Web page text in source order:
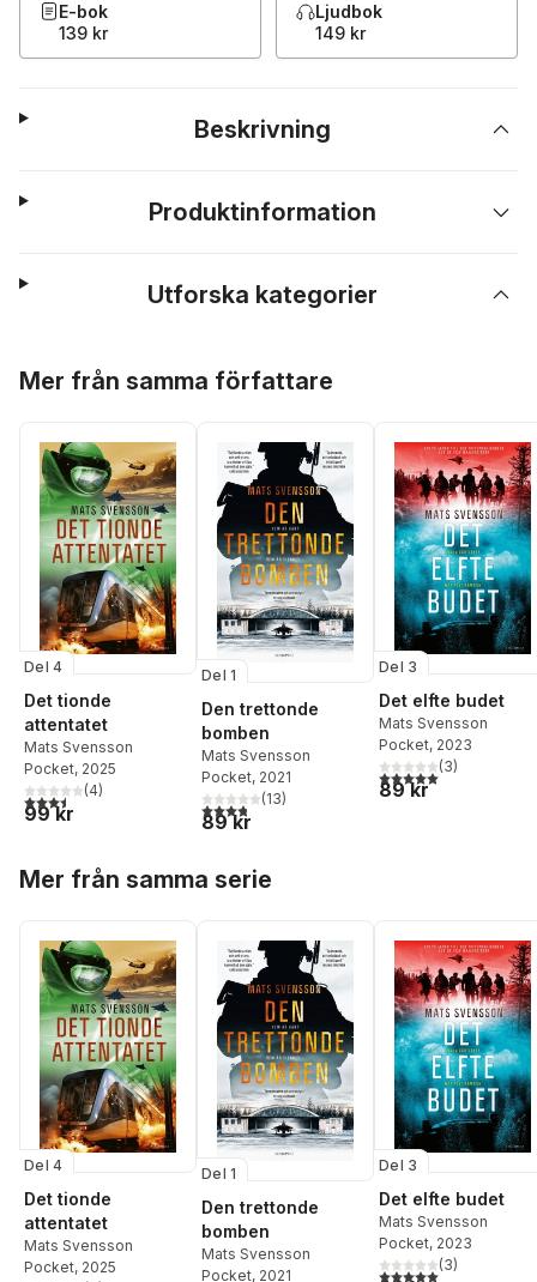
E-bok
139 kr
Ljudbok
149 kr
Beskrivning
Produktinformation
Utforska kategorier
Mer från samma författare
Del 4
Det tionde
attentatet
Mats Svensson
Pocket, 2025
3,5utav 5 stjärnor. Totalt antal röster:
(4)
99 kr
Del 1
Den trettonde
bomben
Mats Svensson
Pocket, 2021
3,8utav 5 stjärnor. Totalt antal röster:
(13)
89 kr
Del 3
Det elfte budet
Mats Svensson
Pocket, 2023
5,0utav 5 stjärnor.
(3)
89 kr
Mer från samma serie
Del 4
Det tionde
attentatet
Mats Svensson
Pocket, 2025
Del 1
Den trettonde
bomben
Mats Svensson
Pocket, 2021
Del 3
Det elfte budet
Mats Svensson
Pocket, 2023
5,0utav 5 stjärnor.
(3)